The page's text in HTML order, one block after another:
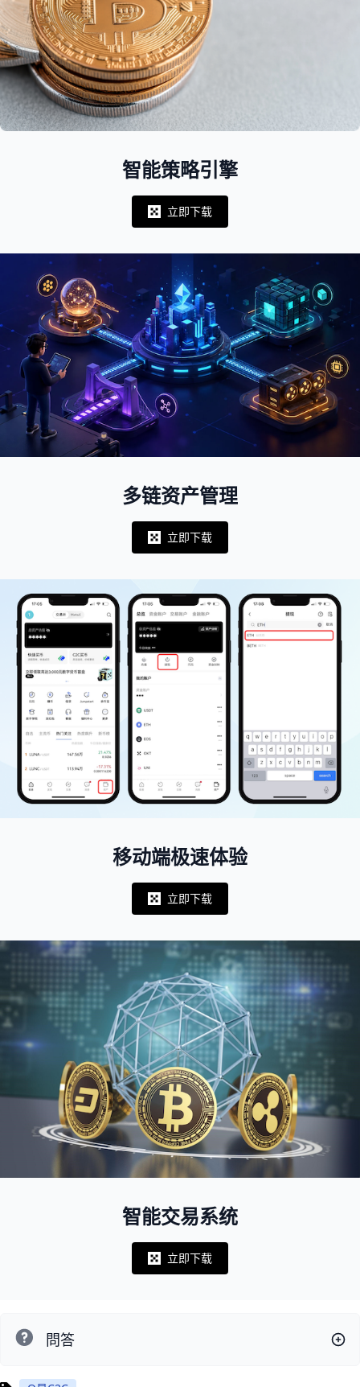
智能策略引擎
Notifications
立即下载
多链资产管理
Notifications
立即下载
移动端极速体验
Notifications
立即下载
智能交易系统
Notifications
立即下载
問答